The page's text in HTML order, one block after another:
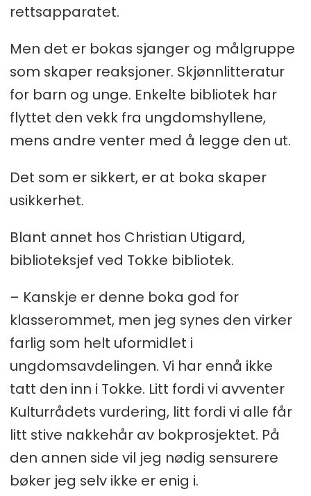
forteller Loinsworth. Pandemien trakk
konkurs.
– DNB anmeldte meg for grovt
bedrageri på bakgrunn av
forskuddet på fremtidige
meg, regnskapsfører eller bostyrer.
Boet ble klarert med «intet negativt
funnet». Politiet, påtalemyndigheten
og tingrettsdommeren har
forskuddet til å bli et bedrageri, altså
at lånet «i stedet for» å gå til honorar
til kunstnere, produsenter, regissører
og så videre, gikk til private formål.
Selskapsretten er underkjent og
standard bransjepraksis for 50 000
kulturbedrifter i det frie feltet er
underkjent, uttaler Loinsworth til Bok
& bibliotek.
rettsapparatet.
Men det er bokas sjanger og målgruppe
som skaper reaksjoner. Skjønnlitteratur
for barn og unge. Enkelte bibliotek har
flyttet den vekk fra ungdomshyllene,
mens andre venter med å legge den ut.
Det som er sikkert, er at boka skaper
usikkerhet.
Blant annet hos Christian Utigard,
biblioteksjef ved Tokke bibliotek.
– Kanskje er denne boka god for
klasserommet, men jeg synes den virker
farlig som helt uformidlet i
ungdomsavdelingen. Vi har ennå ikke
tatt den inn i Tokke. Litt fordi vi avventer
Kulturrådets vurdering, litt fordi vi alle får
litt stive nakkehår av bokprosjektet. På
den annen side vil jeg nødig sensurere
bøker jeg selv ikke er enig i.